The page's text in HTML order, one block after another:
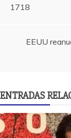
de
entradas
1718
EEUU
ENTRADAS